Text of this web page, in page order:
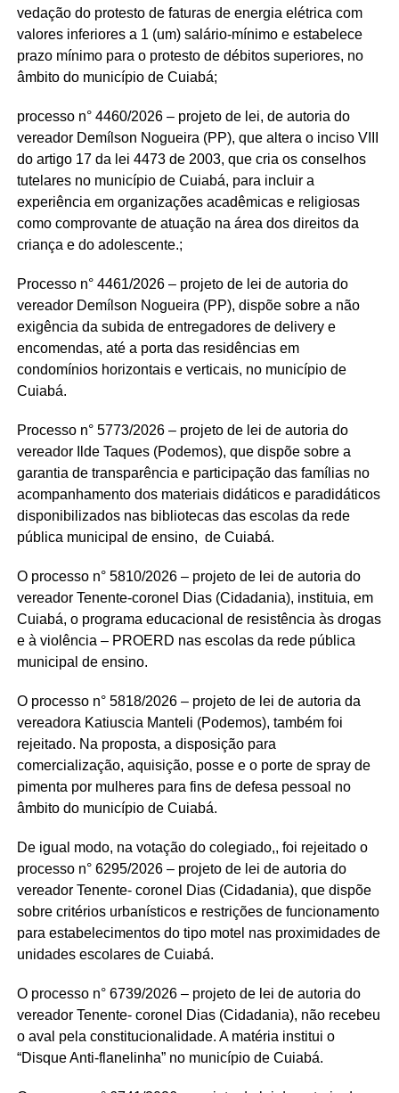
vedação do protesto de faturas de energia elétrica com
valores inferiores a 1 (um) salário-mínimo e estabelece
prazo mínimo para o protesto de débitos superiores, no
âmbito do município de Cuiabá;
processo n° 4460/2026 – projeto de lei, de autoria do
vereador Demílson Nogueira (PP), que altera o inciso VIII
do artigo 17 da lei 4473 de 2003, que cria os conselhos
tutelares no município de Cuiabá, para incluir a
experiência em organizações acadêmicas e religiosas
como comprovante de atuação na área dos direitos da
criança e do adolescente.;
Processo n° 4461/2026 – projeto de lei de autoria do
vereador Demílson Nogueira (PP), dispõe sobre a não
exigência da subida de entregadores de delivery e
encomendas, até a porta das residências em
condomínios horizontais e verticais, no município de
Cuiabá.
Processo n° 5773/2026 – projeto de lei de autoria do
vereador Ilde Taques (Podemos), que dispõe sobre a
garantia de transparência e participação das famílias no
acompanhamento dos materiais didáticos e paradidáticos
disponibilizados nas bibliotecas das escolas da rede
pública municipal de ensino, de Cuiabá.
O processo n° 5810/2026 – projeto de lei de autoria do
vereador Tenente-coronel Dias (Cidadania), instituia, em
Cuiabá, o programa educacional de resistência às drogas
e à violência – PROERD nas escolas da rede pública
municipal de ensino.
O processo n° 5818/2026 – projeto de lei de autoria da
vereadora Katiuscia Manteli (Podemos), também foi
rejeitado. Na proposta, a disposição para
comercialização, aquisição, posse e o porte de spray de
pimenta por mulheres para fins de defesa pessoal no
âmbito do município de Cuiabá.
De igual modo, na votação do colegiado,, foi rejeitado o
processo n° 6295/2026 – projeto de lei de autoria do
vereador Tenente- coronel Dias (Cidadania), que dispõe
sobre critérios urbanísticos e restrições de funcionamento
para estabelecimentos do tipo motel nas proximidades de
unidades escolares de Cuiabá.
O processo n° 6739/2026 – projeto de lei de autoria do
vereador Tenente- coronel Dias (Cidadania), não recebeu
o aval pela constitucionalidade. A matéria institui o
“Disque Anti-flanelinha” no município de Cuiabá.